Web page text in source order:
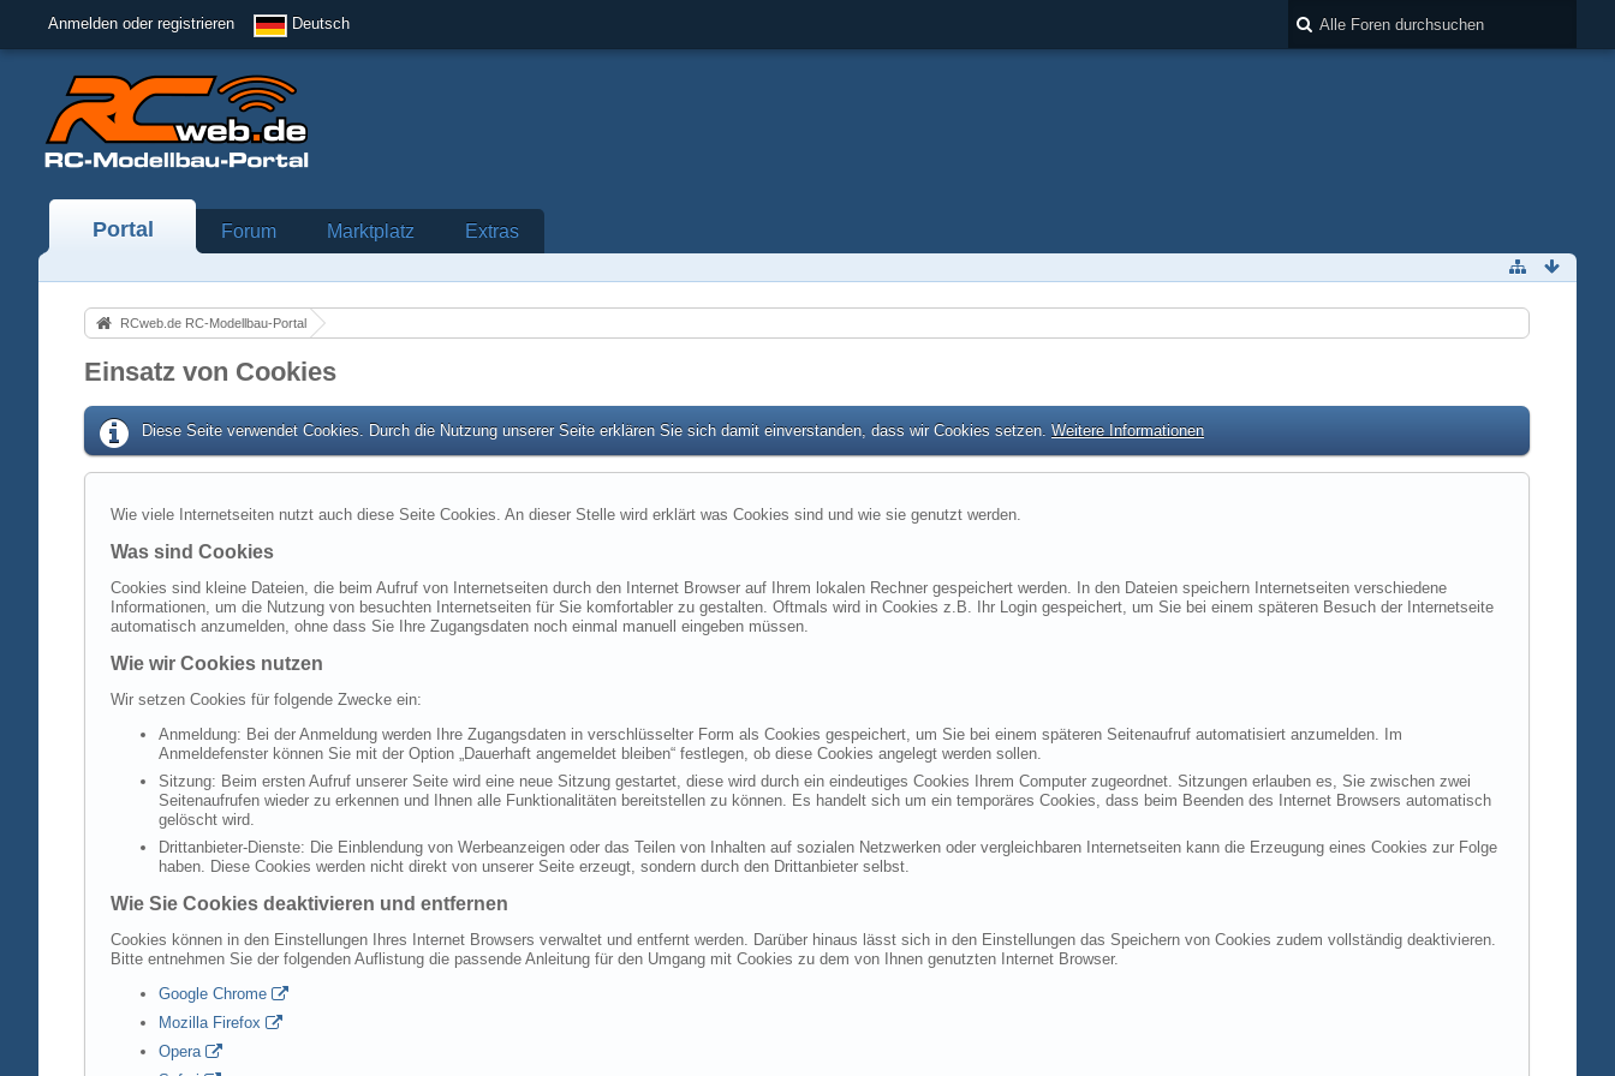
Anmelden oder registrieren Deutsch
Portal Forum Marktplatz Extras
RCweb.de RC-Modellbau-Portal
Einsatz von Cookies
Diese Seite verwendet Cookies. Durch die Nutzung unserer Seite erklären Sie sich damit einverstanden, dass wir Cookies setzen. Weitere Informationen
Wie viele Internetseiten nutzt auch diese Seite Cookies. An dieser Stelle wird erklärt was Cookies sind und wie sie genutzt werden.
Was sind Cookies
Cookies sind kleine Dateien, die beim Aufruf von Internetseiten durch den Internet Browser auf Ihrem lokalen Rechner gespeichert werden. In den Dateien speichern Internetseiten verschiedene
Informationen, um die Nutzung von besuchten Internetseiten für Sie komfortabler zu gestalten. Oftmals wird in Cookies z.B. Ihr Login gespeichert, um Sie bei einem späteren Besuch der Internetseite
automatisch anzumelden, ohne dass Sie Ihre Zugangsdaten noch einmal manuell eingeben müssen.
Wie wir Cookies nutzen
Wir setzen Cookies für folgende Zwecke ein:
Anmeldung: Bei der Anmeldung werden Ihre Zugangsdaten in verschlüsselter Form als Cookies gespeichert, um Sie bei einem späteren Seitenaufruf automatisiert anzumelden. Im
Anmeldefenster können Sie mit der Option „Dauerhaft angemeldet bleiben“ festlegen, ob diese Cookies angelegt werden sollen.
Sitzung: Beim ersten Aufruf unserer Seite wird eine neue Sitzung gestartet, diese wird durch ein eindeutiges Cookies Ihrem Computer zugeordnet. Sitzungen erlauben es, Sie zwischen zwei
Seitenaufrufen wieder zu erkennen und Ihnen alle Funktionalitäten bereitstellen zu können. Es handelt sich um ein temporäres Cookies, dass beim Beenden des Internet Browsers automatisch
gelöscht wird.
Drittanbieter-Dienste: Die Einblendung von Werbeanzeigen oder das Teilen von Inhalten auf sozialen Netzwerken oder vergleichbaren Internetseiten kann die Erzeugung eines Cookies zur Folge
haben. Diese Cookies werden nicht direkt von unserer Seite erzeugt, sondern durch den Drittanbieter selbst.
Wie Sie Cookies deaktivieren und entfernen
Cookies können in den Einstellungen Ihres Internet Browsers verwaltet und entfernt werden. Darüber hinaus lässt sich in den Einstellungen das Speichern von Cookies zudem vollständig deaktivieren.
Bitte entnehmen Sie der folgenden Auflistung die passende Anleitung für den Umgang mit Cookies zu dem von Ihnen genutzten Internet Browser.
Google Chrome
Mozilla Firefox
Opera